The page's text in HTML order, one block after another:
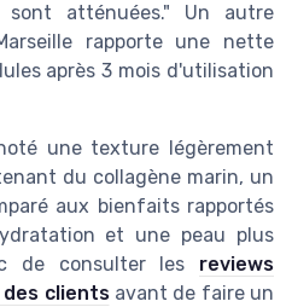
atténuées." Un autre
rapporte une nette
après 3 mois d'utilisation
une texture légèrement
du collagène marin, un
aux bienfaits rapportés
et une peau plus
de consulter les reviews
des clientsavant de faire un